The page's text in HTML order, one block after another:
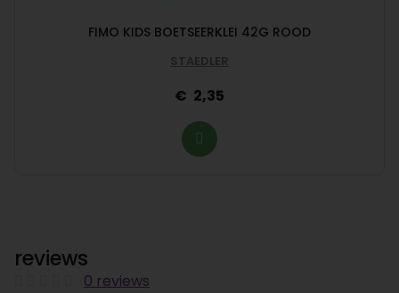
FIMO KIDS BOETSEERKLEI 42G ROOD
STAEDLER
2,35
reviews
0 reviews